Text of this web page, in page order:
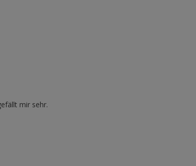
mir sehr.